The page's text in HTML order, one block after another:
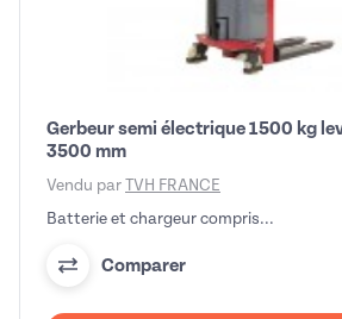
Gerbeur semi électrique 1500 kg
3500 mm
Vendu par TVH FRANCE
Batterie et chargeur compris...
Comparer